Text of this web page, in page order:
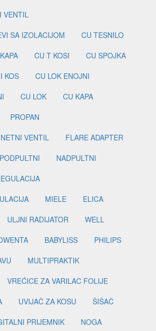
VENTIL
SA IZOLACIJOM
CU TESNILO
CU T KOSI
CU SPOJKA
KOS
CU LOK ENOJNI
CU LOK
CU KAPA
PROPAN
VENTIL
FLARE ADAPTER
PODPULTNI
NADPULTNI
MIELE
ELICA
ULJNI RADIJATOR
WELL
BABYLISS
PHILIPS
MULTIPRAKTIK
VREĆICE ZA VARILAC FOLIJE
UVIJAČ ZA KOSU
ŠIŠAČ
PRIJEMNIK
NOGA